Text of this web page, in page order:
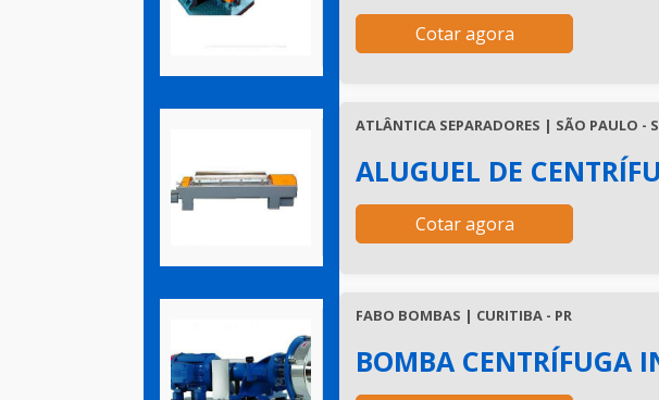
Cotar agora
ATLÂNTICA SEPARADORES | SÃO PAULO -
ALUGUEL DE
Cotar agora
FABO BOMBAS | CURITIBA - PR
BOMBA CENTRÍFUGA